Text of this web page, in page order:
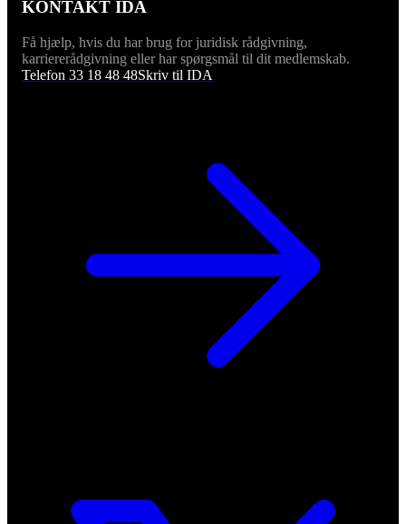
KONTAKT IDA
Få hjælp, hvis du har brug for juridisk rådgivning,
karriererådgivning eller har spørgsmål til dit medlemskab.
Telefon 33 18 48 48Skriv til IDA